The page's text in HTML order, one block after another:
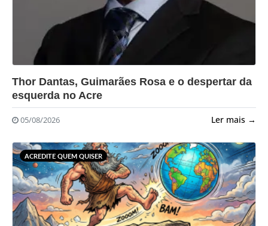
?>
Thor Dantas, Guimarães Rosa e o despertar da
esquerda no Acre
05/08/2026 Ler mais →
ACREDITE QUEM QUISER